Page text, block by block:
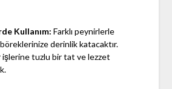
Kullanım: Farklı peynirlerle
böreklerinize derinlik katacaktır.
işlerine tuzlu bir tat ve lezzet